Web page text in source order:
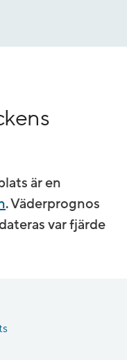
är en
. Väderprognos
var fjärde